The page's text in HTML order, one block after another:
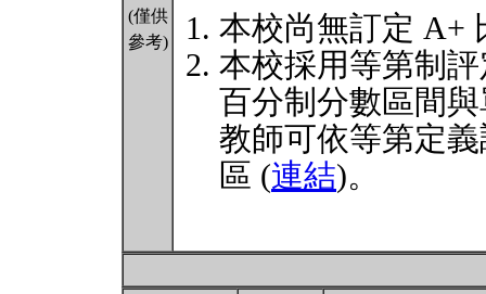
(僅供
參考)
本校尚無訂定 A+
本校採用等第制
百分制分數區間
教師可依等第定
區 (連結)。